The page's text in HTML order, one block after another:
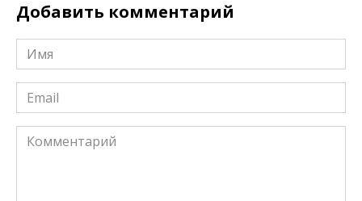
Добавить комментарий
Имя
*
Email
*
Комментарий